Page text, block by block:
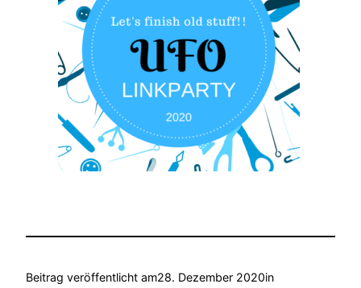
Beitrag veröffentlicht am28. Dezember 2020in